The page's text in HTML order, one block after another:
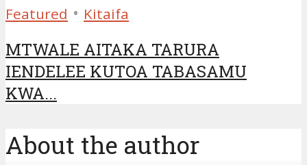
Featured • Kitaifa
MTWALE AITAKA TARURA
IENDELEE KUTOA TABASAMU
KWA...
About the author